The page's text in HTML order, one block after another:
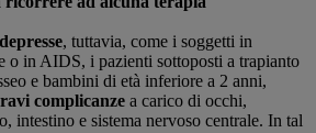
, tuttavia, come i soggetti in
o in AIDS, i pazienti sottoposti a trapianto
e bambini di età inferiore a 2 anni,
complicanze a carico di occhi,
intestino e sistema nervoso centrale. In tal